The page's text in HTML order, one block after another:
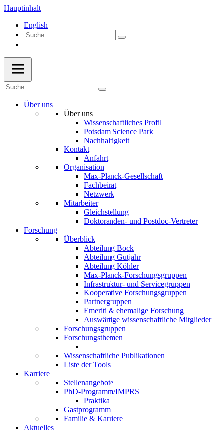
Hauptinhalt
English
Über uns
Über uns
Wissenschaftliches Profil
Potsdam Science Park
Nachhaltigkeit
Kontakt
Anfahrt
Organisation
Max-Planck-Gesellschaft
Fachbeirat
Netzwerk
Mitarbeiter
Gleichstellung
Doktoranden- und Postdoc-Vertreter
Forschung
Überblick
Abteilung Bock
Abteilung Gutjahr
Abteilung Köhler
Max-Planck-Forschungsgruppen
Infrastruktur- und Servicegruppen
Kooperative Forschungsgruppen
Partnergruppen
Emeriti & ehemalige Forschung
Auswärtige wissenschaftliche Mitglieder
Forschungsgruppen
Forschungsthemen
Wissenschaftliche Publikationen
Liste der Tools
Karriere
Stellenangebote
PhD-Programm/IMPRS
Praktika
Gastprogramm
Familie & Karriere
Aktuelles